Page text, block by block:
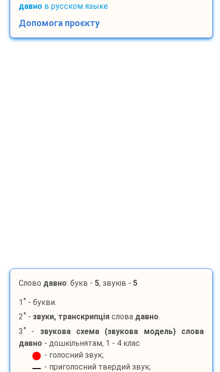
давно в русском языке
Допомога проєкту
Слово давно: букв - 5, звуків - 5
1 * - букви.
2* - звуки, транскрипція слова давно.
3* - звукова схема (звукова модель) слова
давно - дошкільнятам, 1 - 4 клас
- голосний звук;
- приголосний твердий звук;